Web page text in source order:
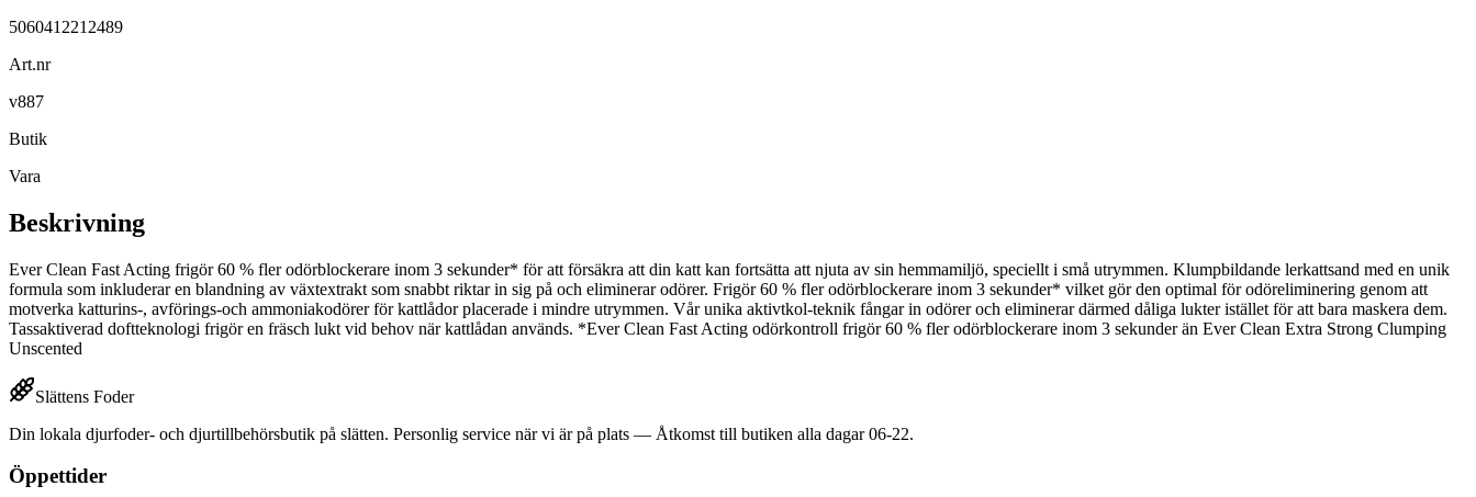
5060412212489
Art.nr
v887
Butik
Vara
Beskrivning
Ever Clean Fast Acting frigör 60 % fler odörblockerare inom 3 sekunder* för att försäkra att din katt kan fortsätta att njuta av sin hemmamiljö, speciellt i små utrymmen. Klumpbildande lerkattsand med en unik
formula som inkluderar en blandning av växtextrakt som snabbt riktar in sig på och eliminerar odörer. Frigör 60 % fler odörblockerare inom 3 sekunder* vilket gör den optimal för odöreliminering genom att
motverka katturins-, avförings-och ammoniakodörer för kattlådor placerade i mindre utrymmen. Vår unika aktivtkol-teknik fångar in odörer och eliminerar därmed dåliga lukter istället för att bara maskera dem.
Tassaktiverad doftteknologi frigör en fräsch lukt vid behov när kattlådan används. *Ever Clean Fast Acting odörkontroll frigör 60 % fler odörblockerare inom 3 sekunder än Ever Clean Extra Strong Clumping
Unscented
Slättens Foder
Din lokala djurfoder- och djurtillbehörsbutik på slätten. Personlig service när vi är på plats — Åtkomst till butiken alla dagar 06-22.
Öppettider